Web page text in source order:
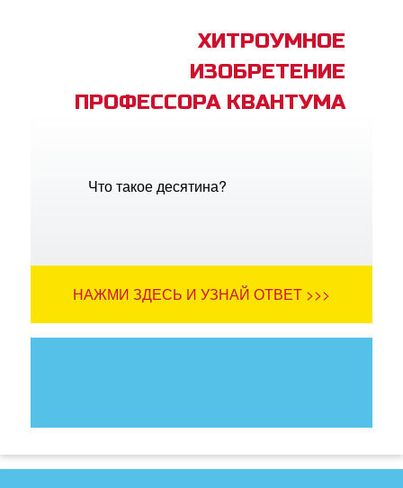
ХИТРОУМНОЕ
ИЗОБРЕТЕНИЕ
ПРОФЕССОРА КВАНТУМА
Что такое десятина?
НАЖМИ ЗДЕСЬ И УЗНАЙ ОТВЕТ >>>